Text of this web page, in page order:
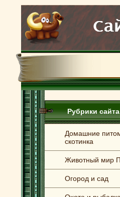
Рубрики
Домашние
скотинка
Животный мир
Огород и сад